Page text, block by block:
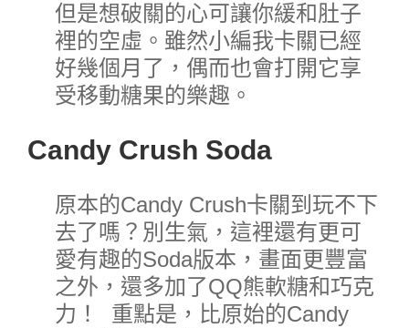
但是想破關的心可讓你緩和肚子
裡的空虛。雖然小編我卡關已經
好幾個月了，偶而也會打開它享
受移動糖果的樂趣。
Candy Crush Soda
原本的Candy Crush卡關到玩不下
去了嗎？別生氣，這裡還有更可
愛有趣的Soda版本，畫面更豐富
之外，還多加了QQ熊軟糖和巧克
力！ 重點是，比原始的Candy